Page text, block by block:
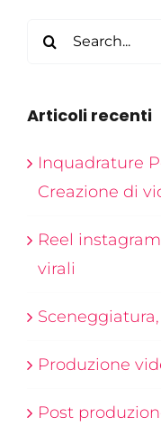
Search
Articoli recenti
Inquadrature
Creazione di
Reel
virali
Produzione
Post